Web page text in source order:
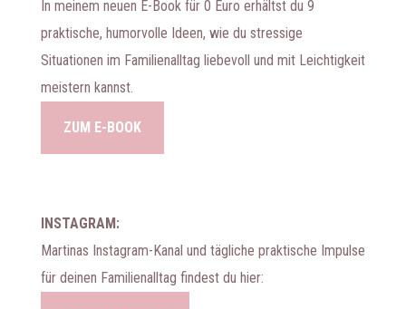
In meinem neuen E-Book für 0 Euro erhältst du 9
praktische, humorvolle Ideen, wie du stressige
Situationen im Familienalltag liebevoll und mit Leichtigkeit
meistern kannst.
ZUM E-BOOK
INSTAGRAM:
Martinas Instagram-Kanal und tägliche praktische Impulse
für deinen Familienalltag findest du hier: